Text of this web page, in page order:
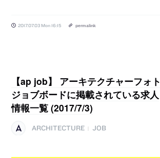
2017.07.03 Mon 16:15 permalink
【ap job】 アーキテクチャーフォト
ジョブボードに掲載されている求人
情報一覧 (2017/7/3)
ARCHITECTURE JOB